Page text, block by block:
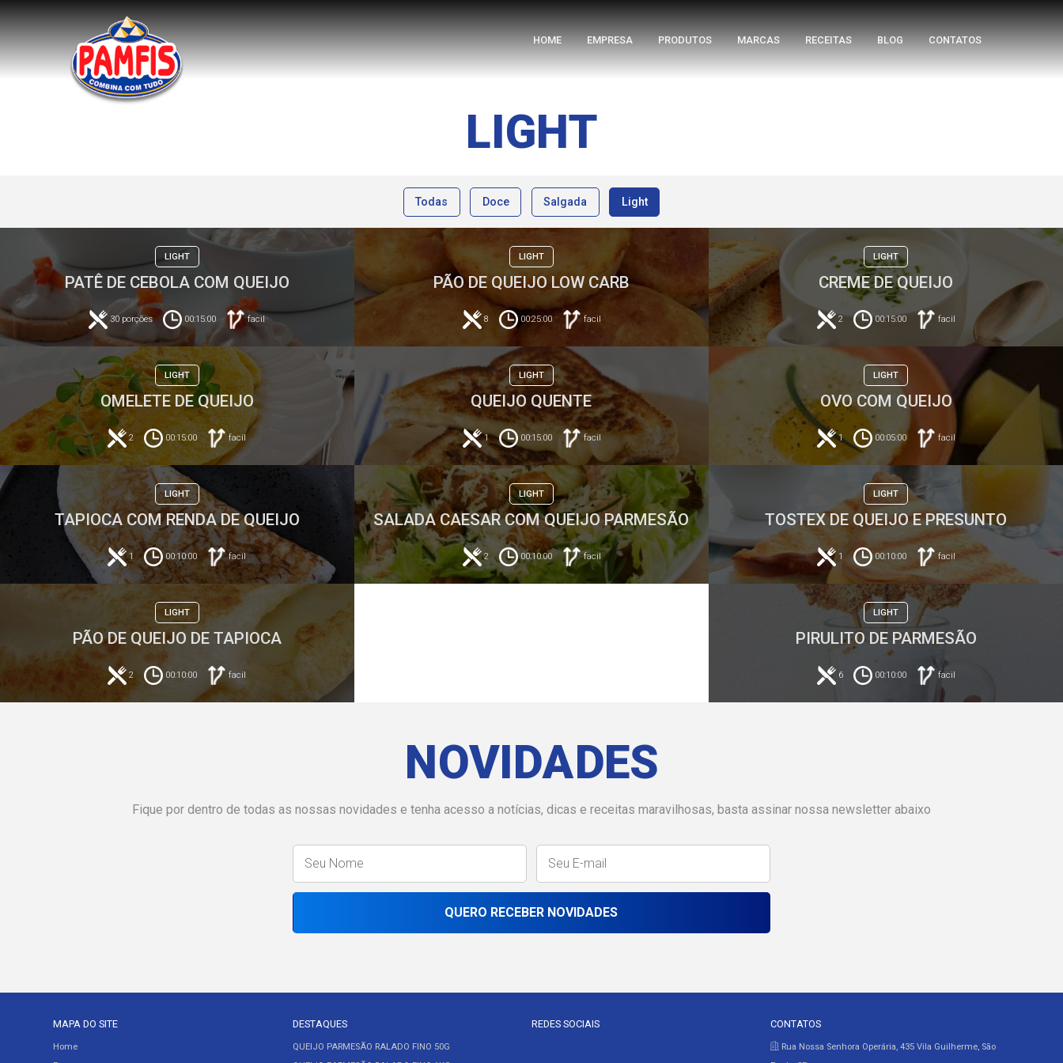
HOME EMPRESA PRODUTOS MARCAS RECEITAS BLOG CONTATOS
LIGHT
Todas Doce Salgada Light
LIGHT
PATÊ DE CEBOLA COM QUEIJO
30 porções 00:15:00 facil
LIGHT
PÃO DE QUEIJO LOW CARB
8 00:25:00 facil
LIGHT
CREME DE QUEIJO
2 00:15:00 facil
LIGHT
OMELETE DE QUEIJO
2 00:15:00 facil
LIGHT
QUEIJO QUENTE
1 00:15:00 facil
LIGHT
OVO COM QUEIJO
1 00:05:00 facil
LIGHT
TAPIOCA COM RENDA DE QUEIJO
1 00:10:00 facil
LIGHT
SALADA CAESAR COM QUEIJO PARMESÃO
2 00:10:00 facil
LIGHT
TOSTEX DE QUEIJO E PRESUNTO
1 00:10:00 facil
LIGHT
PÃO DE QUEIJO DE TAPIOCA
2 00:10:00 facil
LIGHT
PIRULITO DE PARMESÃO
6 00:10:00 facil
NOVIDADES
Fique por dentro de todas as nossas novidades e tenha acesso a notícias, dicas e receitas maravilhosas, basta assinar nossa newsletter abaixo
QUERO RECEBER NOVIDADES
MAPA DO SITE
Home
DESTAQUES
QUEIJO PARMESÃO RALADO FINO 50G
REDES SOCIAIS CONTATOS
Rua Nossa Senhora Operária, 435 Vila Guilherme, São